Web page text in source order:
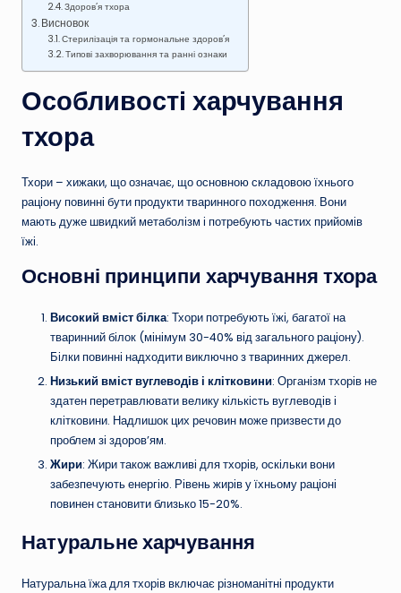
Здоров’я тхора
Висновок
Стерилізація та гормональне здоров’я
Типові захворювання та ранні ознаки
Особливості харчування
тхора
Тхори – хижаки, що означає, що основною складовою їхнього
раціону повинні бути продукти тваринного походження. Вони
мають дуже швидкий метаболізм і потребують частих прийомів
їжі.
Основні принципи харчування тхора
Високий вміст білка: Тхори потребують їжі, багатої на
тваринний білок (мінімум 30-40% від загального раціону).
Білки повинні надходити виключно з тваринних джерел.
Низький вміст вуглеводів і клітковини: Організм тхорів не
здатен перетравлювати велику кількість вуглеводів і
клітковини. Надлишок цих речовин може призвести до
проблем зі здоров’ям.
Жири: Жири також важливі для тхорів, оскільки вони
забезпечують енергію. Рівень жирів у їхньому раціоні
повинен становити близько 15-20%.
Натуральне харчування
Натуральна їжа для тхорів включає різноманітні продукти